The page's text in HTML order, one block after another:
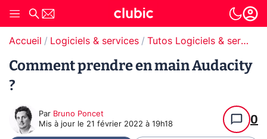
Accueil Logiciels & services Tutos Logiciels & services
Comment prendre en main Audacity
?
Par Bruno Poncet
Mis à jour le 21 février 2022 à 19h18 0